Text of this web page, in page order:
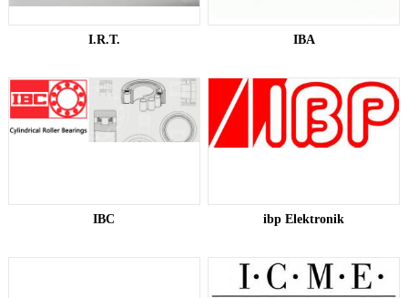
I.R.T.​ IBA​
IBC​ ibp Elektronik​